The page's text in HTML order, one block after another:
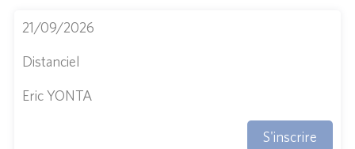
21/09/2026
Distanciel
Eric YONTA
S'inscrire